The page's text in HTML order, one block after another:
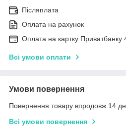
Післяплата
Оплата на рахунок
Оплата на картку
Всі умови оплати
Умови повернення
Повернення товару впродовж 14
Всі умови повернення